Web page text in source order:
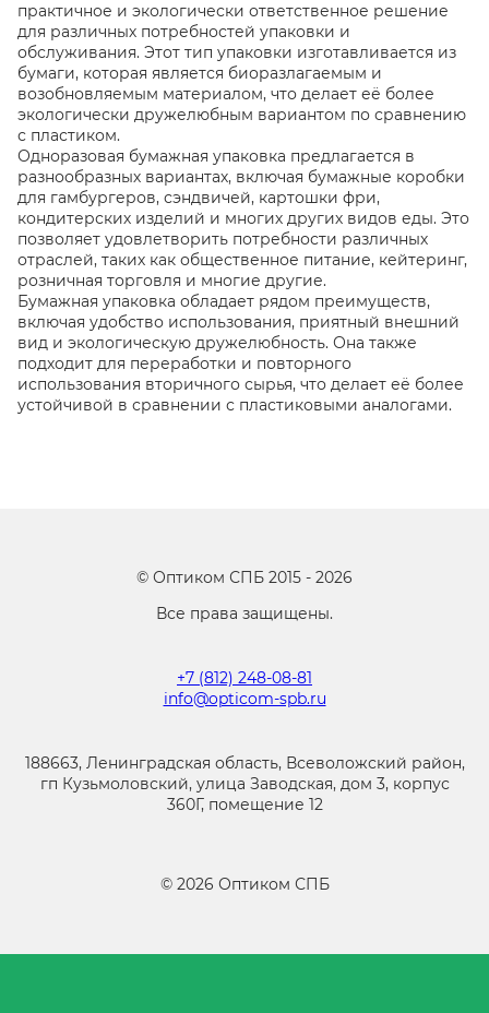
практичное и экологически ответственное решение
для различных потребностей упаковки и
обслуживания. Этот тип упаковки изготавливается из
бумаги, которая является биоразлагаемым и
возобновляемым материалом, что делает её более
экологически дружелюбным вариантом по сравнению
с пластиком.
Одноразовая бумажная упаковка предлагается в
разнообразных вариантах, включая бумажные коробки
для гамбургеров, сэндвичей, картошки фри,
кондитерских изделий и многих других видов еды. Это
позволяет удовлетворить потребности различных
отраслей, таких как общественное питание, кейтеринг,
розничная торговля и многие другие.
Бумажная упаковка обладает рядом преимуществ,
включая удобство использования, приятный внешний
вид и экологическую дружелюбность. Она также
подходит для переработки и повторного
использования вторичного сырья, что делает её более
устойчивой в сравнении с пластиковыми аналогами.
© Оптиком СПБ 2015 - 2026
Все права защищены.
+7 (812) 248-08-81
info@opticom-spb.ru
188663, Ленинградская область, Всеволожский район,
гп Кузьмоловский, улица Заводская, дом 3, корпус
360Г, помещение 12
© 2026 Оптиком СПБ